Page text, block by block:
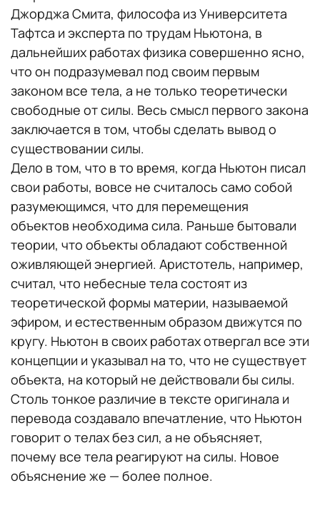
Джорджа Смита, философа из Университета
Тафтса и эксперта по трудам Ньютона, в
дальнейших работах физика совершенно ясно,
что он подразумевал под своим первым
законом все тела, а не только теоретически
свободные от силы. Весь смысл первого закона
заключается в том, чтобы сделать вывод о
существовании силы.
Дело в том, что в то время, когда Ньютон писал
свои работы, вовсе не считалось само собой
разумеющимся, что для перемещения
объектов необходима сила. Раньше бытовали
теории, что объекты обладают собственной
оживляющей энергией. Аристотель, например,
считал, что небесные тела состоят из
теоретической формы материи, называемой
эфиром, и естественным образом движутся по
кругу. Ньютон в своих работах отвергал все эти
концепции и указывал на то, что не существует
объекта, на который не действовали бы силы.
Столь тонкое различие в тексте оригинала и
перевода создавало впечатление, что Ньютон
говорит о телах без сил, а не объясняет,
почему все тела реагируют на силы. Новое
объяснение же — более полное.